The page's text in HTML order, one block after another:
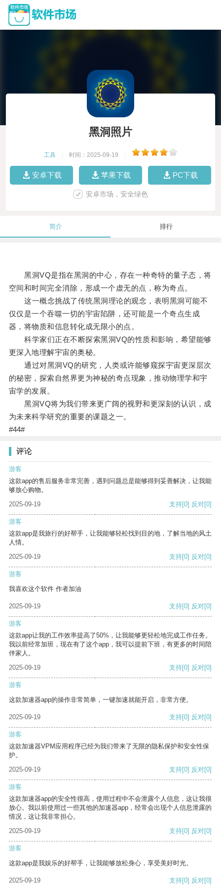
黑洞照片
工具 时间：2025-09-19
安卓下载 苹果下载 PC下载
安卓市场，安全绿色
简介 排行
黑洞VQ是指在黑洞的中心，存在一种奇特的量子态，将
空间和时间完全消除，形成一个虚无的点，称为奇点。
这一概念挑战了传统黑洞理论的观念，表明黑洞可能不
仅仅是一个吞噬一切的宇宙陷阱，还可能是一个奇点生成
器，将物质和信息转化成无限小的点。
科学家们正在不断探索黑洞VQ的性质和影响，希望能够
更深入地理解宇宙的奥秘。
通过对黑洞VQ的研究，人类或许能够窥探宇宙更深层次
的秘密，探索自然界更为神秘的奇点现象，推动物理学和宇
宙学的发展。
黑洞VQ将为我们带来更广阔的视野和更深刻的认识，成
为未来科学研究的重要的课题之一。
#44#
评论
游客
这款app的售后服务非常完善，遇到问题总是能够得到妥善解决，让我能
够放心购物。
2025-09-19
支持[0] 反对[0]
游客
这款app是我旅行的好帮手，让我能够轻松找到目的地，了解当地的风土
人情。
2025-09-19
支持[0] 反对[0]
游客
我喜欢这个软件 作者加油
2025-09-19 支持[0] 反对[0]
游客
这款app让我的工作效率提高了50%，让我能够更轻松地完成工作任务。
我以前经常加班，现在有了这个app，我可以提前下班，有更多的时间陪
伴家人。
2025-09-19
支持[0] 反对[0]
游客
这款加速器app的操作非常简单，一键加速就能开启，非常方便。
2025-09-19 支持[0] 反对[0]
游客
这款加速器VPM应用程序已经为我们带来了无限的隐私保护和安全性保
护。
2025-09-19
支持[0] 反对[0]
游客
这款加速器app的安全性很高，使用过程中不会泄露个人信息，这让我很
放心。我以前使用过一些其他的加速器app，经常会出现个人信息泄露的
情况，这让我非常担心。
2025-09-19
支持[0] 反对[0]
游客
这款app是我娱乐的好帮手，让我能够放松身心，享受美好时光。
2025-09-19 支持[0] 反对[0]